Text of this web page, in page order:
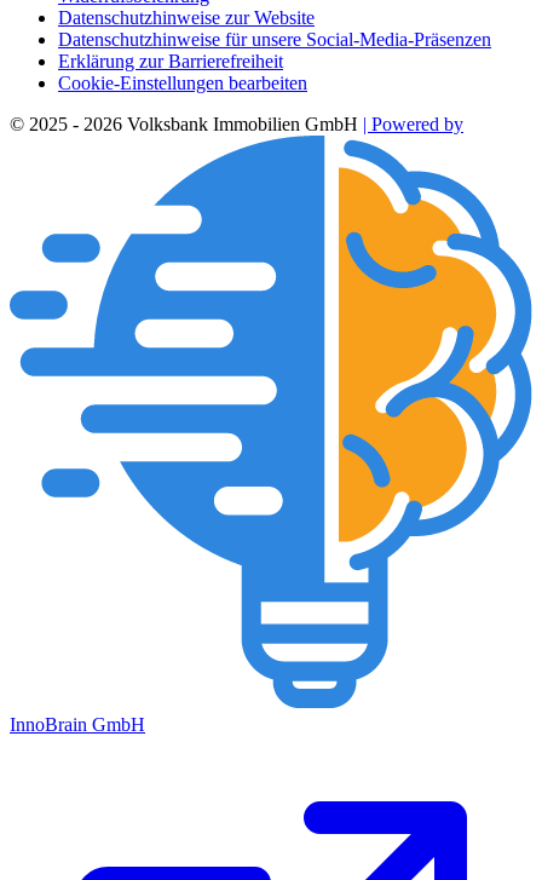
Datenschutzhinweise zur Website
Datenschutzhinweise für unsere Social-Media-Präsenzen
Erklärung zur Barrierefreiheit
Cookie-Einstellungen bearbeiten
© 2025 - 2026 Volksbank Immobilien GmbH | Powered by
InnoBrain GmbH